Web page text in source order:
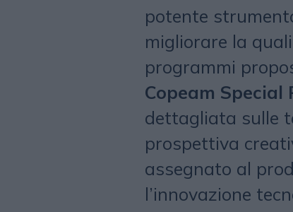
potente
migliorare la
programmi
Copeam Special
dettagliata sulle
prospettiva
assegnato al
l’innovazione